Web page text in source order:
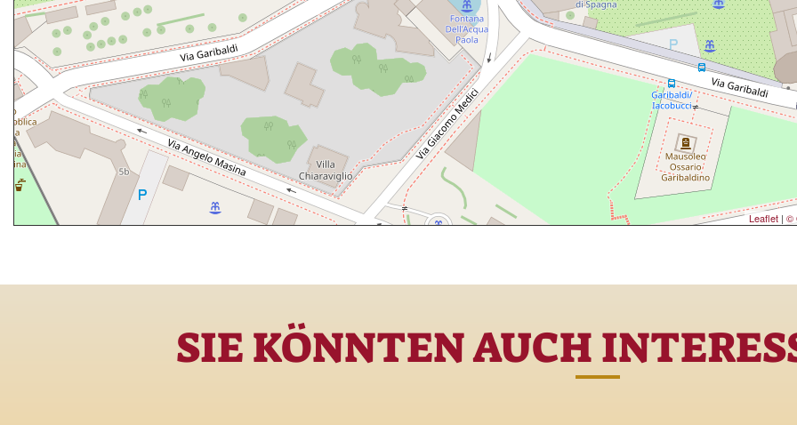
Leaflet | ©
SIE KÖNNTEN AUCH